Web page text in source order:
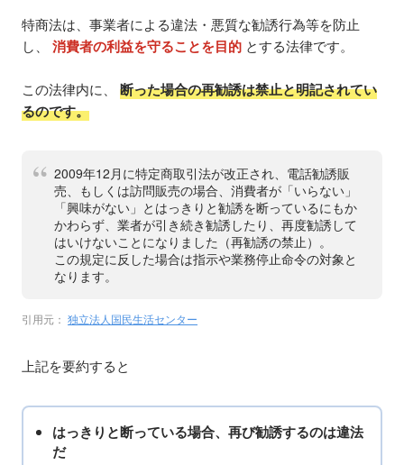
特商法は、事業者による違法・悪質な勧誘行為等を防止
し、 消費者の利益を守ることを目的 とする法律です。
この法律内に、 断った場合の再勧誘は禁止と明記されてい
るのです。
2009年12月に特定商取引法が改正され、電話勧誘販
売、もしくは訪問販売の場合、消費者が「いらない」
「興味がない」とはっきりと勧誘を断っているにもか
かわらず、業者が引き続き勧誘したり、再度勧誘して
はいけないことになりました（再勧誘の禁止）。
この規定に反した場合は指示や業務停止命令の対象と
なります。
引用元： 独立法人国民生活センター
上記を要約すると
はっきりと断っている場合、再び勧誘するのは違法
だ